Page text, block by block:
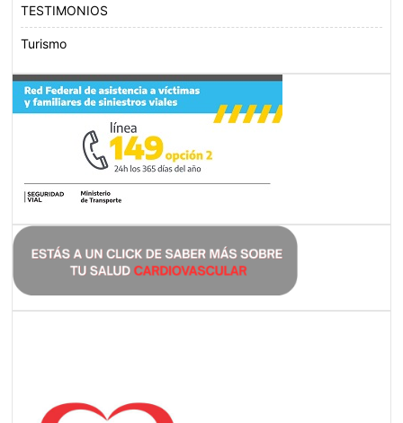
TESTIMONIOS
Turismo